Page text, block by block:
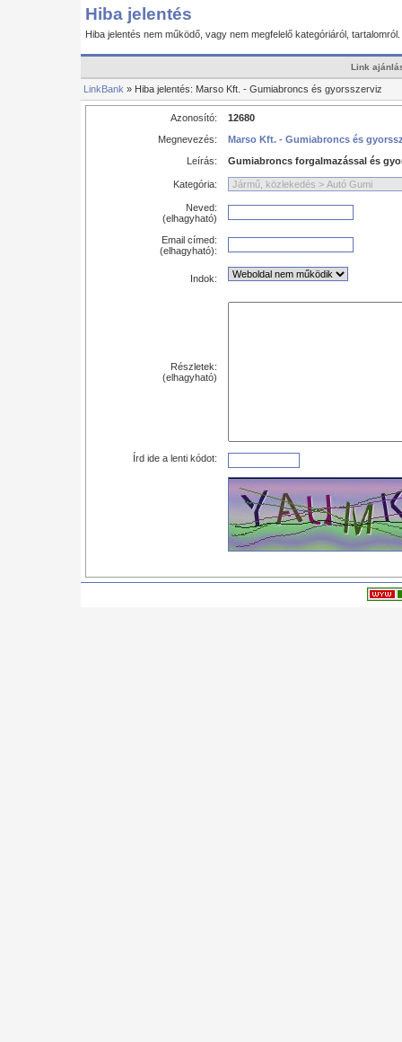
Hiba jelentés
Hiba jelentés nem működő, vagy nem megfelelő kategóriáról, tartalomról.
Link
LinkBank » Hiba jelentés: Marso Kft. - Gumiabroncs és gyorsszerviz
Azonosító:
12680
Megnevezés:
Marso Kft. - Gumiabroncs és
Leírás:
Gumiabroncs forgalmazással és
Kategória:
Neved:
(elhagyható)
Email címed:
(elhagyható):
Indok:
Részletek:
(elhagyható)
Írd ide a lenti kódot: